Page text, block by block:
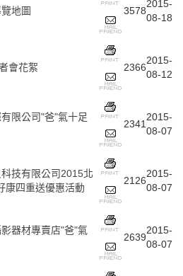
地圖 3578
2015-
08-18
會花絮 2366
2015-
08-12
限公司"爸"氣十足
2341
2015-
08-07
技有限公司2015北
康四重送優惠活動
2126
2015-
08-07
器材專賣店"爸"氣
2639
2015-
08-07